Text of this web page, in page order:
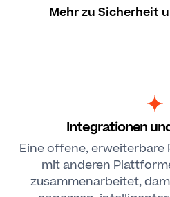
Mehr zu Sicherheit
Integrationen
Eine offene,
mit anderen
zusammenarbeitet,